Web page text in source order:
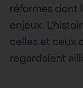
réformes dont
enjeux.
celles et ceux
regardaient